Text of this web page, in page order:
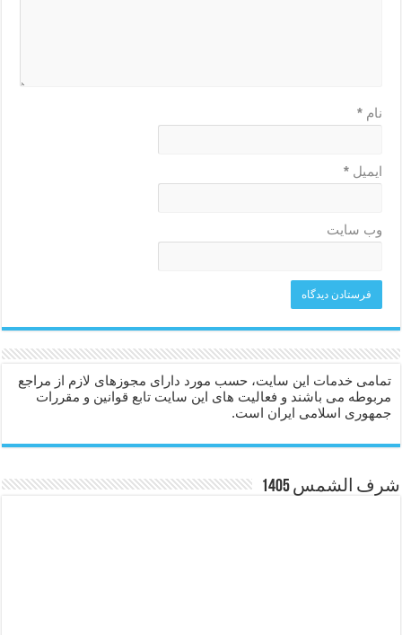
نام*
ایمیل*
وب‌ سایت
تمامی خدمات این سایت، حسب مورد دارای مجوزهای لازم از مراجع
مربوطه می باشند و فعالیت های این سایت تابع قوانین و مقررات
جمهوری اسلامی ایران است.
شرف الشمس 1405